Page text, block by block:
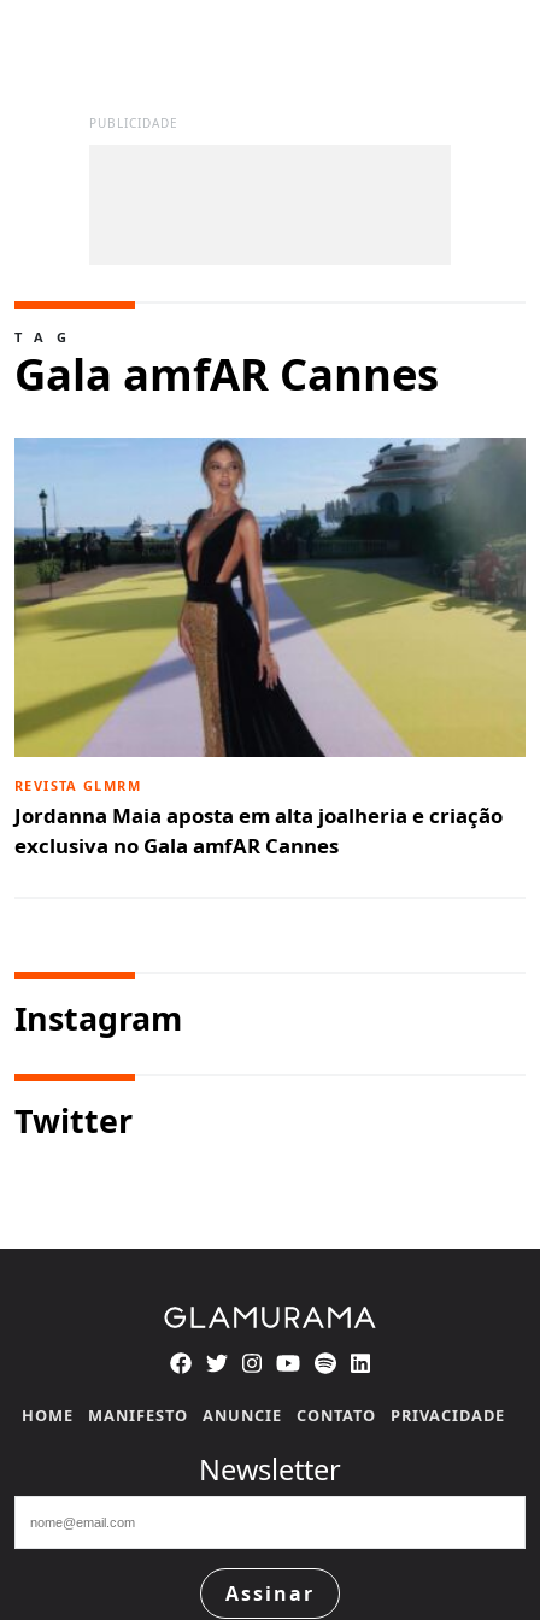
PUBLICIDADE
TAG
Gala amfAR Cannes
REVISTA GLMRM
Jordanna Maia aposta em alta joalheria e criação
exclusiva no Gala amfAR Cannes
Instagram
Twitter
HOME MANIFESTO ANUNCIE CONTATO PRIVACIDADE
Newsletter